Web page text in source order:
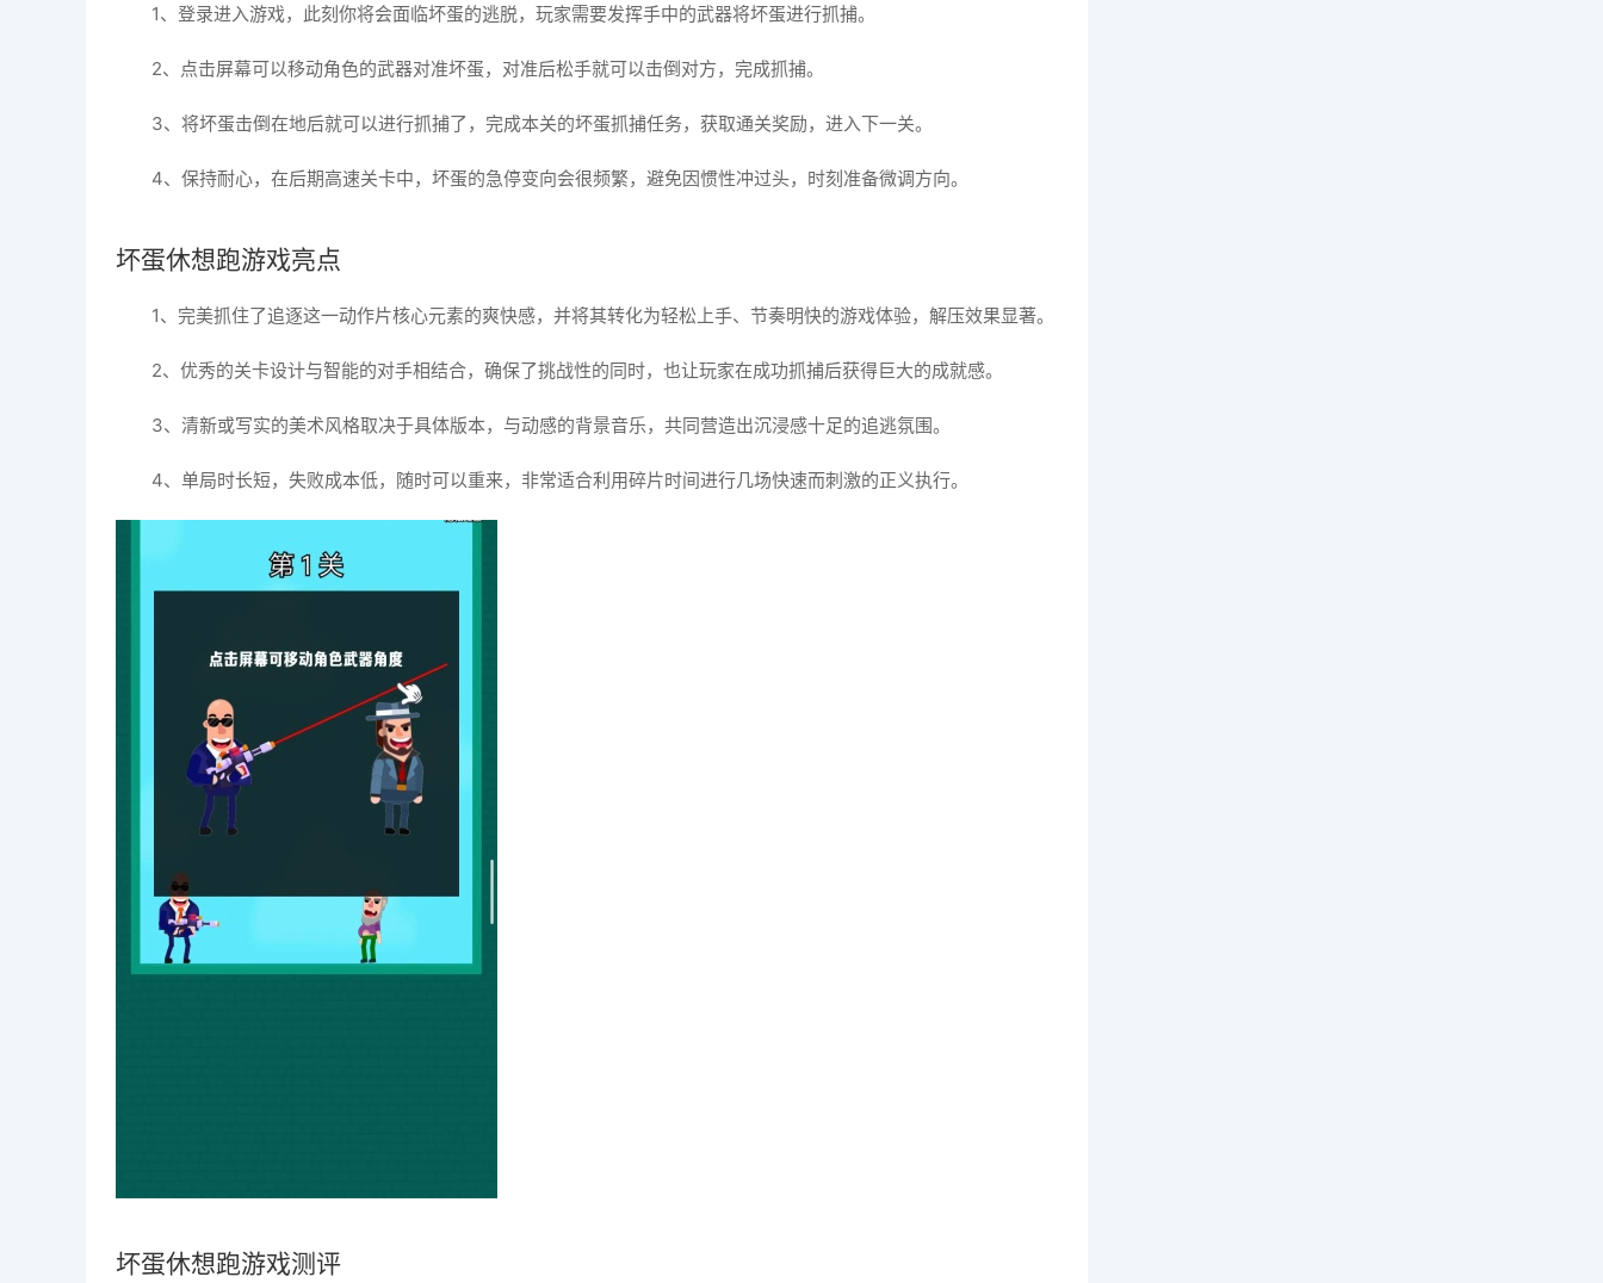
1、登录进入游戏，此刻你将会面临坏蛋的逃脱，玩家需要发挥手中的武器将坏蛋进行抓捕。
2、点击屏幕可以移动角色的武器对准坏蛋，对准后松手就可以击倒对方，完成抓捕。
3、将坏蛋击倒在地后就可以进行抓捕了，完成本关的坏蛋抓捕任务，获取通关奖励，进入下一关。
4、保持耐心，在后期高速关卡中，坏蛋的急停变向会很频繁，避免因惯性冲过头，时刻准备微调方向。
坏蛋休想跑游戏亮点
1、完美抓住了追逐这一动作片核心元素的爽快感，并将其转化为轻松上手、节奏明快的游戏体验，解压效果显著。
2、优秀的关卡设计与智能的对手相结合，确保了挑战性的同时，也让玩家在成功抓捕后获得巨大的成就感。
3、清新或写实的美术风格取决于具体版本，与动感的背景音乐，共同营造出沉浸感十足的追逃氛围。
4、单局时长短，失败成本低，随时可以重来，非常适合利用碎片时间进行几场快速而刺激的正义执行。
坏蛋休想跑游戏测评